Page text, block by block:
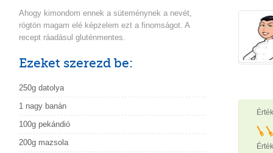
Ahogy kimondom ennek a süteménynek a nevét,
rögtön magam elé képzelem ezt a finomságot. A
recept ráadásul gluténmentes.
Ezeket szerezd be:
250g datolya
1 nagy banán
100g pekándió
200g mazsola